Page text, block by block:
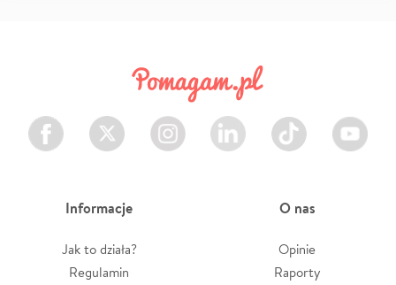
Facebook Twitter Instagram LinkedIn TikTok Youtube
Informacje
Jak to działa?
Regulamin
O nas
Opinie
Raporty